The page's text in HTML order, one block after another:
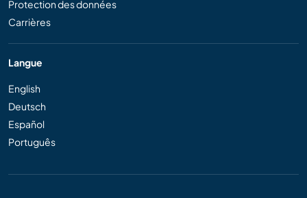
Protection des données
Carrières
Langue
English
Deutsch
Español
Português